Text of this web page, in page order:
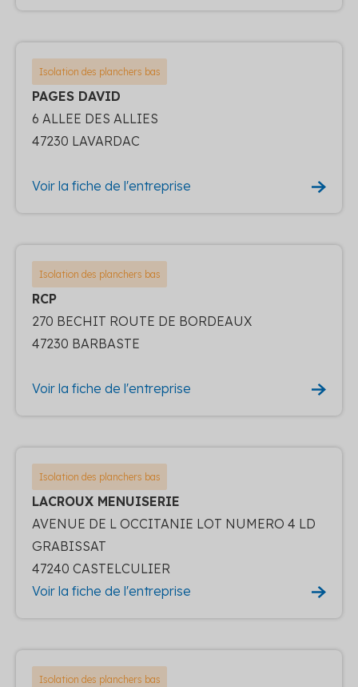
Isolation des planchers bas
PAGES DAVID
6 ALLEE DES ALLIES
47230 LAVARDAC
Voir la fiche de l'entreprise
Isolation des planchers bas
RCP
270 BECHIT ROUTE DE BORDEAUX
47230 BARBASTE
Voir la fiche de l'entreprise
Isolation des planchers bas
LACROUX MENUISERIE
AVENUE DE L OCCITANIE LOT NUMERO 4 LD
GRABISSAT
47240 CASTELCULIER
Voir la fiche de l'entreprise
Isolation des planchers bas